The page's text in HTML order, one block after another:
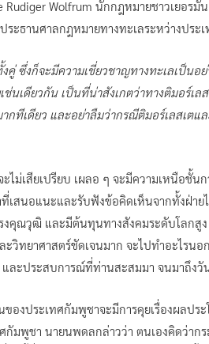
Rudiger Wolfrum นักกฎหมายชาวเยอร
ระธานศาลกฎหมายทางทะเลระหว่างประเ
คู่ ซึ่งก็จะมีความเชี่ยวชาญทางทะเลเป็น
ช่นเดียวกัน เป็นที่น่าสังเกตว่าทางติมอร์เ
ทีเดียว และอย่าลืมว่ากรณีติมอร์เลสเตแล
ไม่เสียเปรียบ เผลอ ๆ จะมีความเหนือชั้น
เสนอแนะและรับฟังข้อคิดเห็นจากทั้งฝ่า
คุณวุฒิ และมีต้นทุนทางสังคมระดับโลกสูง
วิทยาศาสตร์ชัดเจนมาก จะไปทำอะไรน
ละประสบการณ์ที่ท่านสะสมมา จนมาถึงวั
ของประเทศกัมพูชาจะมีการคุยเรื่องผลปร
กัมพูชา นายนพดลกล่าวว่า ตนเองคิดว่าก